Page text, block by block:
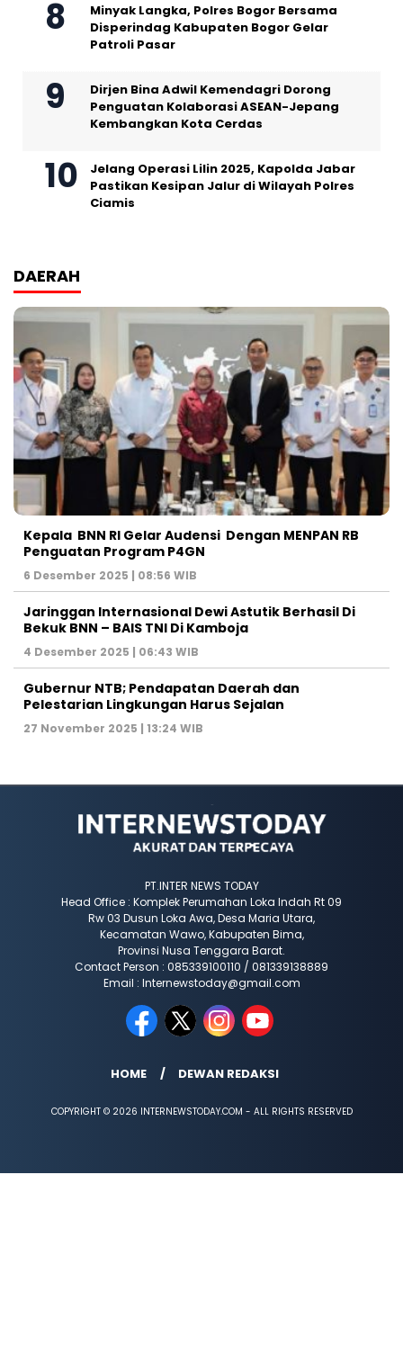
Minyak Langka, Polres Bogor Bersama
Disperindag Kabupaten Bogor Gelar
Patroli Pasar
Dirjen Bina Adwil Kemendagri Dorong
Penguatan Kolaborasi ASEAN-Jepang
Kembangkan Kota Cerdas
Jelang Operasi Lilin 2025, Kapolda Jabar
Pastikan Kesipan Jalur di Wilayah Polres
Ciamis
DAERAH
Kepala BNN RI Gelar Audensi Dengan MENPAN RB
Penguatan Program P4GN
6 Desember 2025 | 08:56 WIB
Jaringgan Internasional Dewi Astutik Berhasil Di
Bekuk BNN – BAIS TNI Di Kamboja
4 Desember 2025 | 06:43 WIB
Gubernur NTB; Pendapatan Daerah dan
Pelestarian Lingkungan Harus Sejalan
27 November 2025 | 13:24 WIB
PT.INTER NEWS TODAY
Head Office : Komplek Perumahan Loka Indah Rt 09
Rw 03 Dusun Loka Awa, Desa Maria Utara,
Kecamatan Wawo, Kabupaten Bima,
Provinsi Nusa Tenggara Barat.
Contact Person : 085339100110 / 081339138889
Email : Internewstoday@gmail.com
HOME DEWAN REDAKSI
COPYRIGHT © 2026 INTERNEWSTODAY.COM - ALL RIGHTS RESERVED